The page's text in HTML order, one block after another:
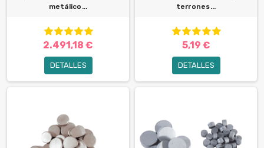
metálico...
2.491,18 €
DETALLES
terrones...
5,19 €
DETALLES